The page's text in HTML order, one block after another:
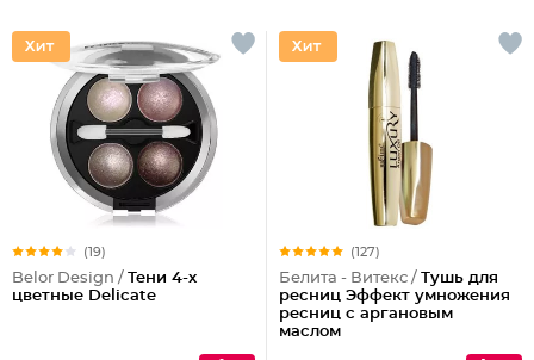
(19)
Belor Design / Тени 4-х
цветные Delicate
(127)
Белита - Витекс / Тушь для
ресниц Эффект умножения
ресниц с аргановым
маслом